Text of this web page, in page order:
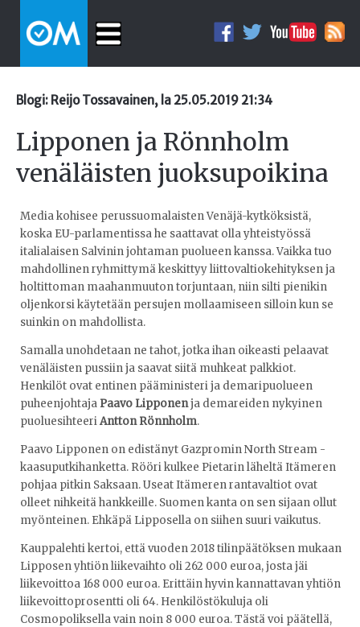
Blogi: Reijo Tossavainen, la 25.05.2019 21:34
Lipponen ja Rönnholm
venäläisten juoksupoikina
Media kohisee perussuomalaisten Venäjä-kytköksistä,
koska EU-parlamentissa he saattavat olla yhteistyössä
italialaisen Salvinin johtaman puolueen kanssa. Vaikka tuo
mahdollinen ryhmittymä keskittyy liittovaltiokehityksen ja
holtittoman maahanmuuton torjuntaan, niin silti pienikin
oljenkorsi käytetään persujen mollaamiseen silloin kun se
suinkin on mahdollista.
Samalla unohdetaan ne tahot, jotka ihan oikeasti pelaavat
venäläisten pussiin ja saavat siitä muhkeat palkkiot.
Henkilöt ovat entinen pääministeri ja demaripuolueen
puheenjohtaja Paavo Lipponenja demareiden nykyinen
puoluesihteeriAntton Rönnholm.
Paavo Lipponen on edistänyt Gazpromin North Stream -
kaasuputkihanketta. Rööri kulkee Pietarin läheltä Itämeren
pohjaa pitkin Saksaan. Useat Itämeren rantavaltiot ovat
olleet nihkeitä hankkeille. Suomen kanta on sen sijaan ollut
myönteinen. Ehkäpä Lipposella on siihen suuri vaikutus.
Kauppalehti kertoi, että vuoden 2018 tilinpäätöksen mukaan
Lipposen yhtiön liikevaihto oli 262 000 euroa, josta jäi
liikevoittoa 168 000 euroa. Erittäin hyvin kannattavan yhtiön
liikevoittoprosentti oli 64. Henkilöstökuluja oli
Cosmopoliksella vain noin 8 000 euroa. Tästä voi päätellä,